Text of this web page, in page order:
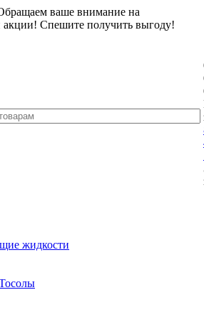
ваше внимание на
акции! Спешите получить выгоду!
жидкости